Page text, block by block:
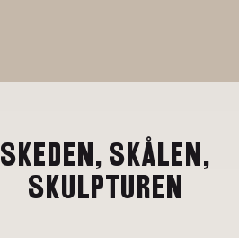
SKEDEN, SKÅLEN,
SKULPTUREN